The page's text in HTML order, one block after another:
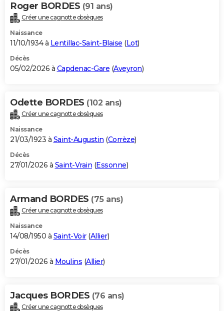
Roger BORDES (91 ans)
Créer une cagnotte obsèques
Naissance
11/10/1934 à Lentillac-Saint-Blaise (Lot)
Décès
05/02/2026 à Capdenac-Gare (Aveyron)
Odette BORDES (102 ans)
Créer une cagnotte obsèques
Naissance
21/03/1923 à Saint-Augustin (Corrèze)
Décès
27/01/2026 à Saint-Vrain (Essonne)
Armand BORDES (75 ans)
Créer une cagnotte obsèques
Naissance
14/08/1950 à Saint-Voir(Allier)
Décès
27/01/2026 à Moulins (Allier)
Jacques BORDES (76 ans)
Créer une cagnotte obsèques